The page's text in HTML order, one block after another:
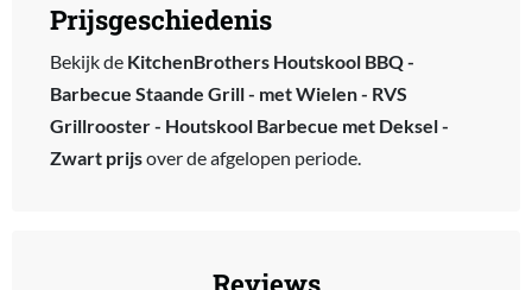
Prijsgeschiedenis
Bekijk de KitchenBrothers Houtskool BBQ -
Barbecue Staande Grill - met Wielen - RVS
Grillrooster - Houtskool Barbecue met Deksel -
Zwart prijsover de afgelopen periode.